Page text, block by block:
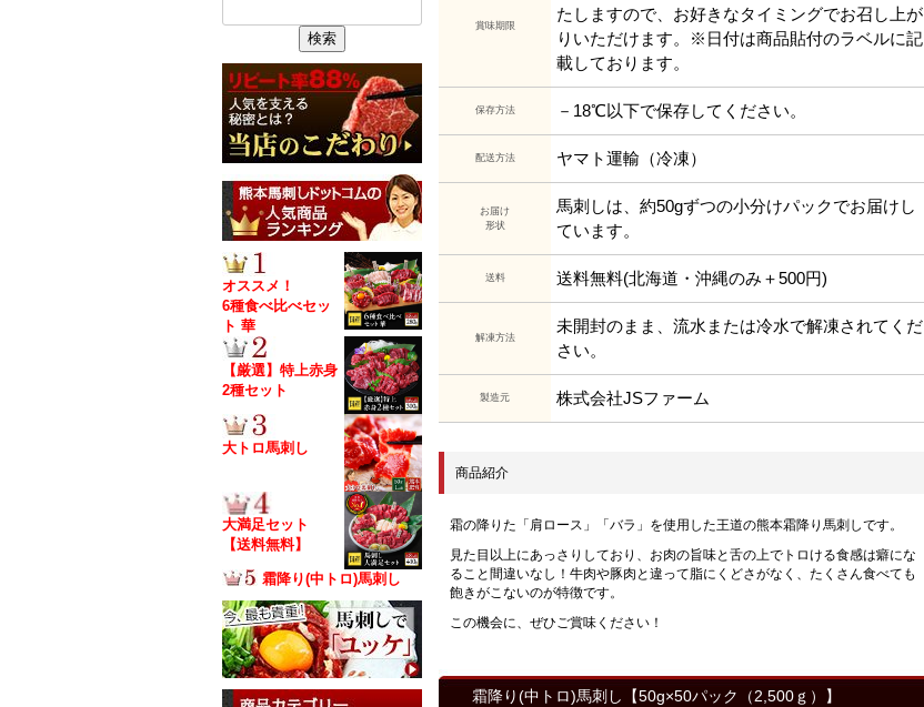
検索
オススメ！
6種食べ比べセッ
ト 華
【厳選】特上赤身
2種セット
大トロ馬刺し
大満足セット
【送料無料】
霜降り(中トロ)馬刺し
賞味期限
たしますので、お好きなタイミングでお召し上が
りいただけます。※日付は商品貼付のラベルに記
載しております。
保存方法 －18℃以下で保存してください。
配送方法 ヤマト運輸（冷凍）
お届け
形状
馬刺しは、約50gずつの小分けパックでお届けし
ています。
送料 送料無料(北海道・沖縄のみ＋500円)
解凍方法
未開封のまま、流水または冷水で解凍されてくだ
さい。
製造元 株式会社JSファーム
商品紹介
霜の降りた「肩ロース」「バラ」を使用した王道の熊本霜降り馬刺しです。
見た目以上にあっさりしており、お肉の旨味と舌の上でトロける食感は癖にな
ること間違いなし！牛肉や豚肉と違って脂にくどさがなく、たくさん食べても
飽きがこないのが特徴です。
この機会に、ぜひご賞味ください！
霜降り(中トロ)馬刺し【50g×50パック（2,500ｇ）】